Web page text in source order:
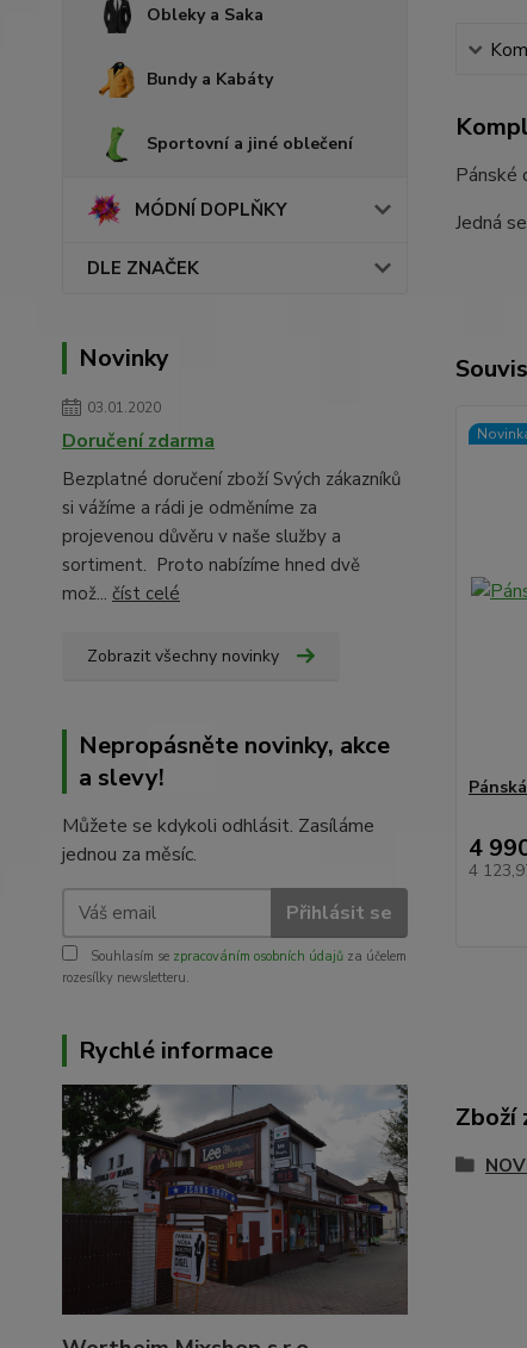
Obleky a Saka
Bundy a Kabáty
Sportovní a jiné oblečení
MÓDNÍ DOPLŇKY
DLE ZNAČEK
Novinky
03.01.2020
Doručení zdarma
Bezplatné doručení zboží Svých zákazníků
si vážíme a rádi je odměníme za
projevenou důvěru v naše služby a
sortiment. Proto nabízíme hned dvě
mož... číst celé
Zobrazit všechny novinky
Nepropásněte novinky, akce
a slevy!
Můžete se kdykoli odhlásit. Zasíláme
jednou za měsíc.
Přihlásit se
Souhlasím se zpracováním osobních údajů za účelem
rozesílky newsletteru.
Rychlé informace
Pánské
Jedná
4
4
Zboží